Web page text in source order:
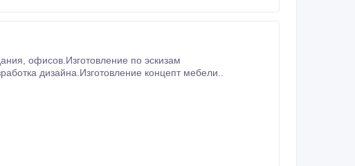
логотипов, рисунка на детали мягкой мебели, разработка дизайна.Изготовление концепт мебели..